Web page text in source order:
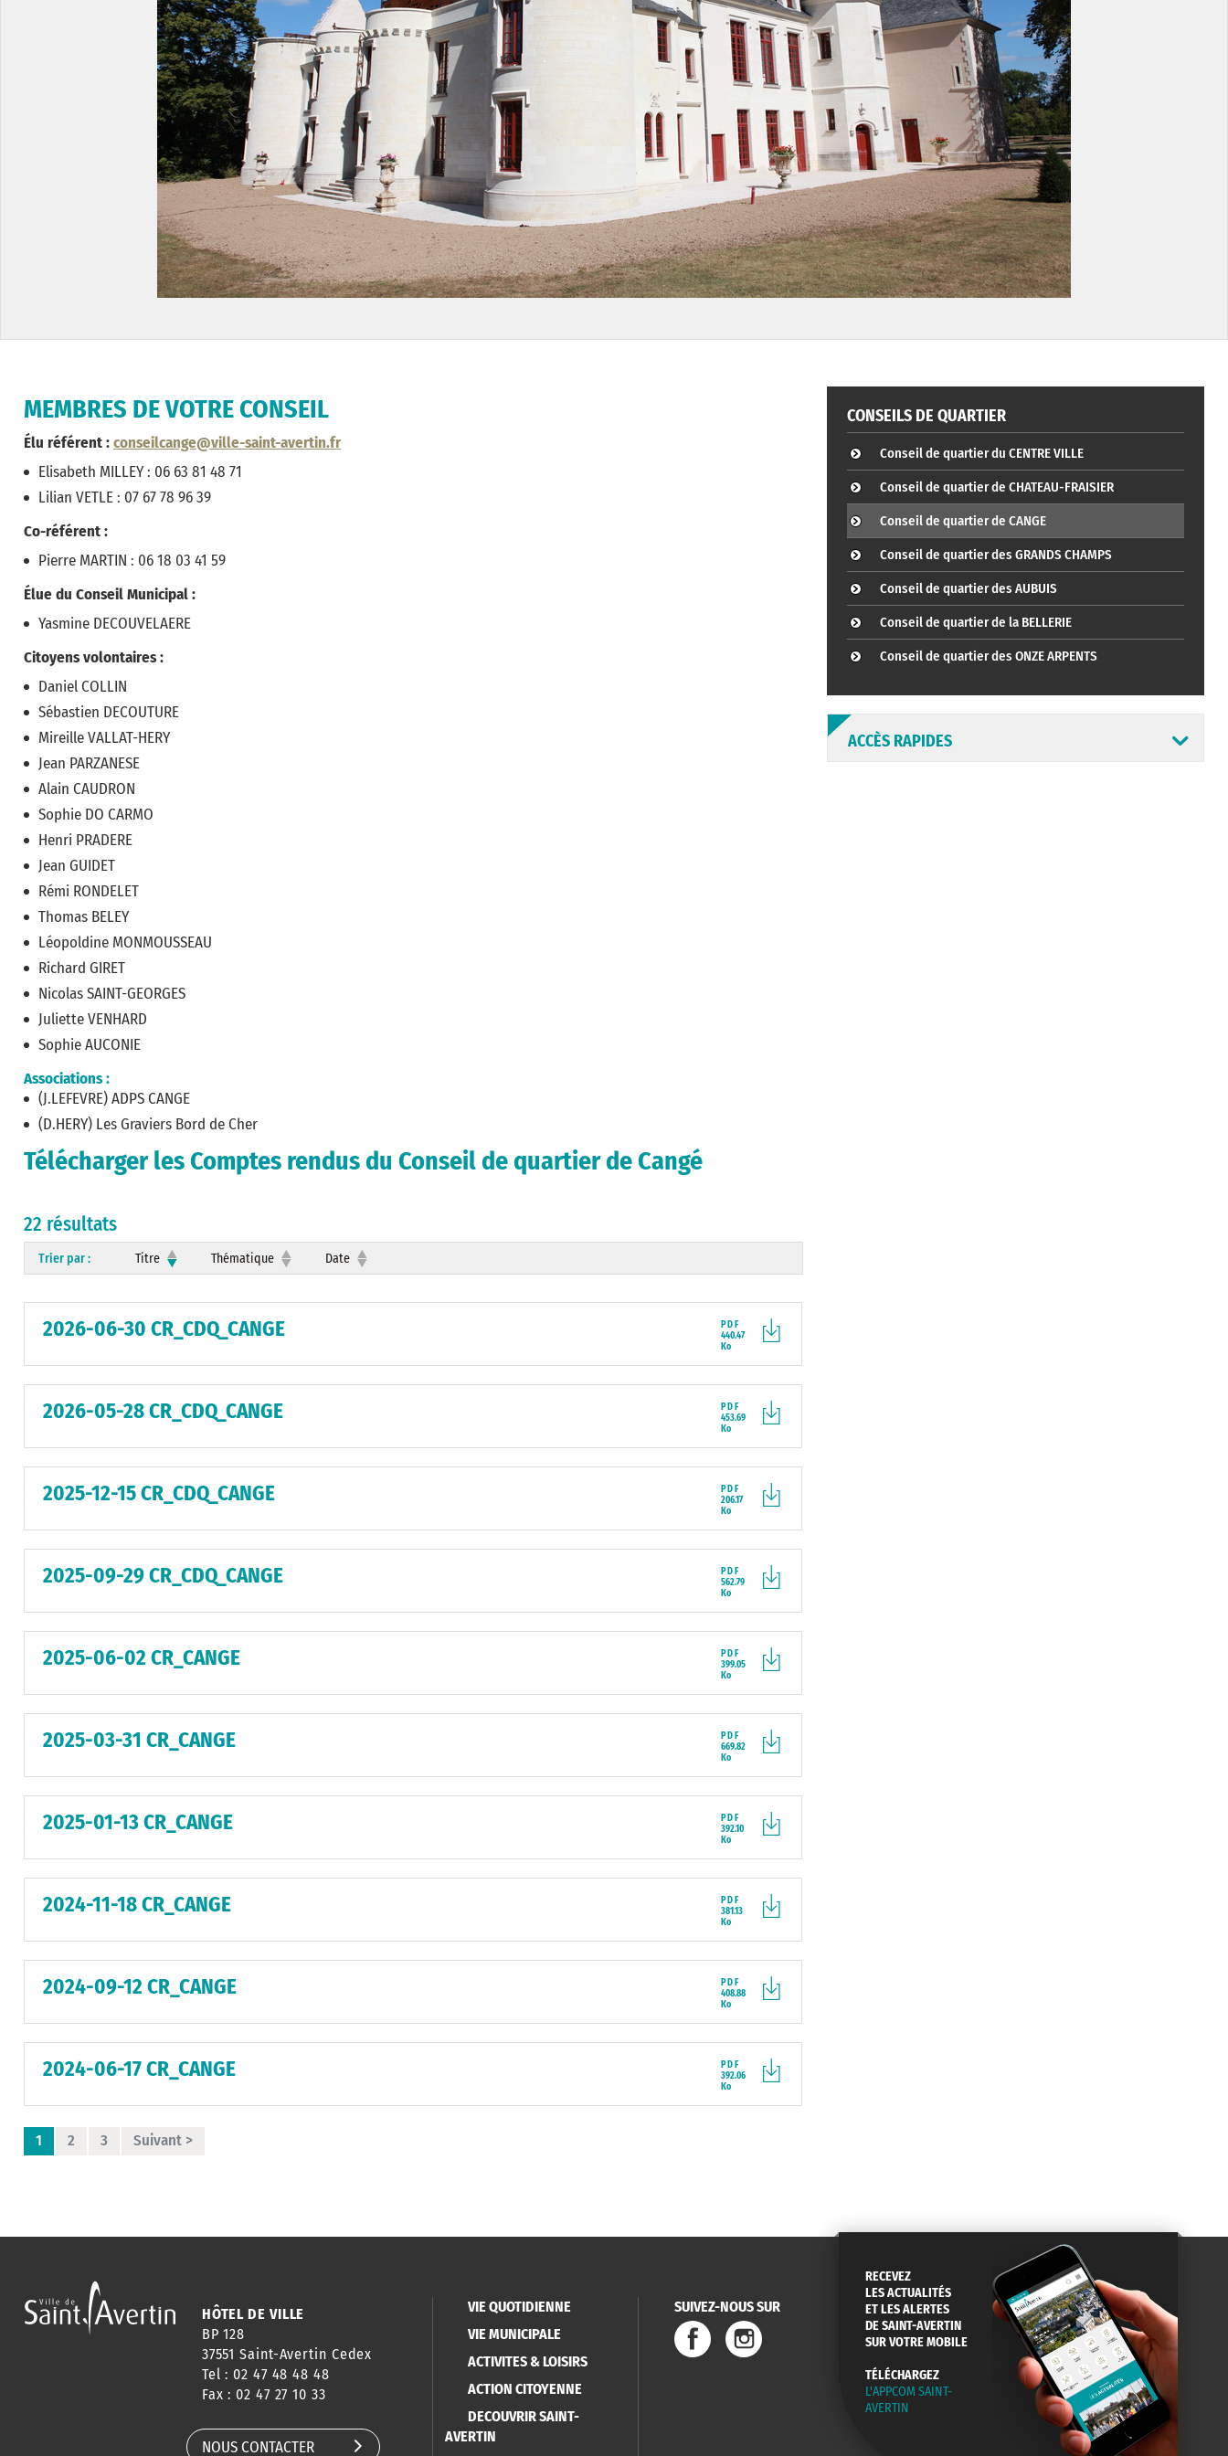
MEMBRES DE VOTRE CONSEIL
Élu référent :conseilcange@ville-saint-avertin.fr
Elisabeth MILLEY : 06 63 81 48 71
Lilian VETLE : 07 67 78 96 39
Co-référent :
Pierre MARTIN : 06 18 03 41 59
Élue du Conseil Municipal :
Yasmine DECOUVELAERE
Citoyens volontaires :
Daniel COLLIN
Sébastien DECOUTURE
Mireille VALLAT-HERY
Jean PARZANESE
Alain CAUDRON
Sophie DO CARMO
Henri PRADERE
Jean GUIDET
Rémi RONDELET
Thomas BELEY
Léopoldine MONMOUSSEAU
Richard GIRET
Nicolas SAINT-GEORGES
Juliette VENHARD
Sophie AUCONIE
Associations :
(J.LEFEVRE) ADPS CANGE
(D.HERY) Les Graviers Bord de Cher
Télécharger les Comptes rendus du Conseil de quartier de Cangé
22 résultats
Trier par : Titre Thématique Date
2026-06-30 CR_CDQ_CANGE
PDF
440.47
Ko
2026-05-28 CR_CDQ_CANGE
PDF
453.69
Ko
2025-12-15 CR_CDQ_CANGE
PDF
206.17
Ko
2025-09-29 CR_CDQ_CANGE
PDF
562.79
Ko
2025-06-02 CR_CANGE
PDF
399.05
Ko
2025-03-31 CR_CANGE
PDF
669.82
Ko
2025-01-13 CR_CANGE
PDF
392.10
Ko
2024-11-18 CR_CANGE
PDF
381.13
Ko
2024-09-12 CR_CANGE
PDF
408.88
Ko
2024-06-17 CR_CANGE
PDF
392.06
Ko
1 2 3 Suivant >
CONSEILS DE QUARTIER
Conseil de quartier du CENTRE VILLE
Conseil de quartier de CHATEAU-FRAISIER
Conseil de quartier de CANGE
Conseil de quartier des GRANDS CHAMPS
Conseil de quartier des AUBUIS
Conseil de quartier de la BELLERIE
Conseil de quartier des ONZE ARPENTS
ACCÈS RAPIDES
HÔTEL DE VILLE
BP 128
37551 Saint-Avertin Cedex
Tel : 02 47 48 48 48
Fax : 02 47 27 10 33
NOUS CONTACTER
VIE QUOTIDIENNE
VIE MUNICIPALE
ACTIVITES & LOISIRS
ACTION CITOYENNE
DECOUVRIR SAINT-
AVERTIN
SUIVEZ-NOUS SUR
RECEVEZ
LES ACTUALITÉS
ET LES ALERTES
DE SAINT-AVERTIN
SUR VOTRE MOBILE
TÉLÉCHARGEZ
L'APPCOM SAINT-
AVERTIN